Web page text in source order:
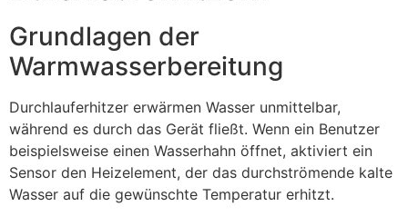
Grundlagen der
Warmwasserbereitung
Durchlauferhitzer erwärmen Wasser unmittelbar,
während es durch das Gerät fließt. Wenn ein Benutzer
beispielsweise einen Wasserhahn öffnet, aktiviert ein
Sensor den Heizelement, der das durchströmende kalte
Wasser auf die gewünschte Temperatur erhitzt.